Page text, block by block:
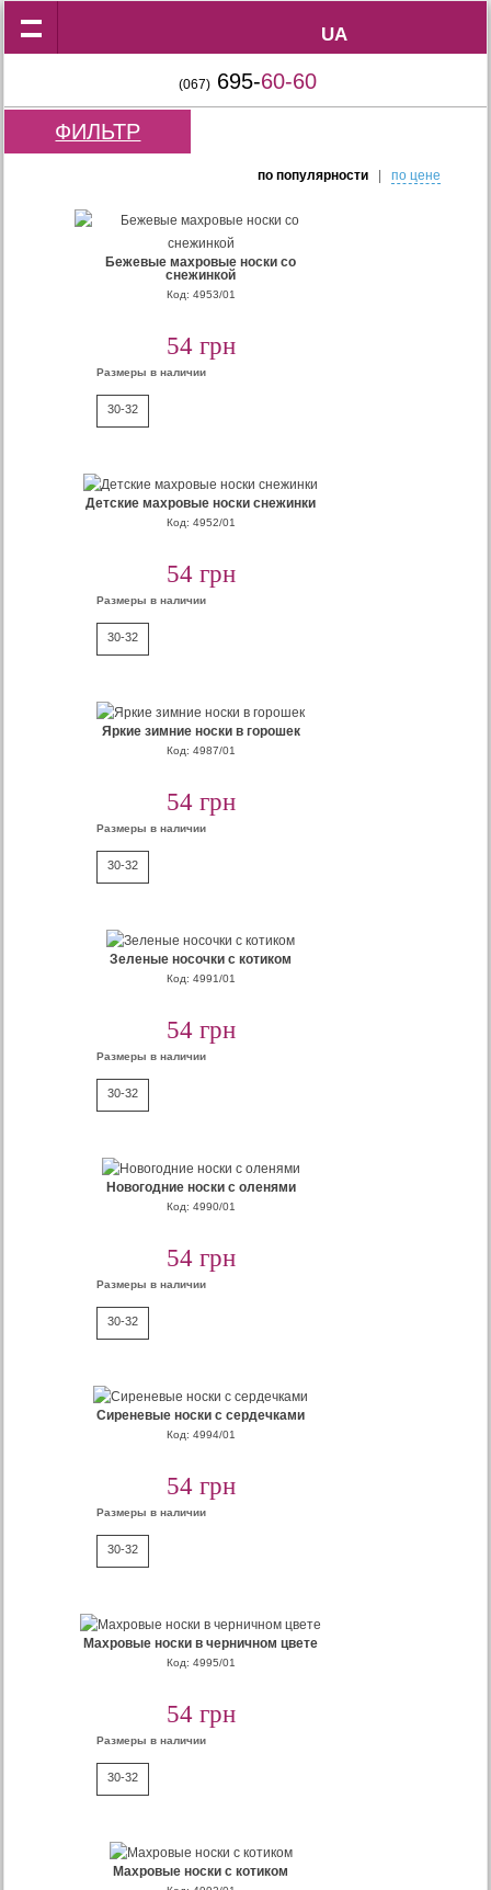
UA
UA
(067) 695-60-60
ФИЛЬТР
по популярности| по цене
Бежевые махровые носки со
снежинкой
Код: 4953/01
54 грн
Размеры в наличии
30-32
Детские махровые носки снежинки
Код: 4952/01
54 грн
Размеры в наличии
30-32
Яркие зимние носки в горошек
Код: 4987/01
54 грн
Размеры в наличии
30-32
Зеленые носочки с котиком
Код: 4991/01
54 грн
Размеры в наличии
30-32
Новогодние носки с оленями
Код: 4990/01
54 грн
Размеры в наличии
30-32
Сиреневые носки с сердечками
Код: 4994/01
54 грн
Размеры в наличии
30-32
Махровые носки в черничном цвете
Код: 4995/01
54 грн
Размеры в наличии
30-32
Махровые носки с котиком